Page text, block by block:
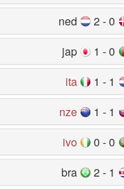
ned 2 - 0
jap 1 - 0
ita 1 - 1
nze 1 - 1
ivo 0 - 0
bra 2 - 1